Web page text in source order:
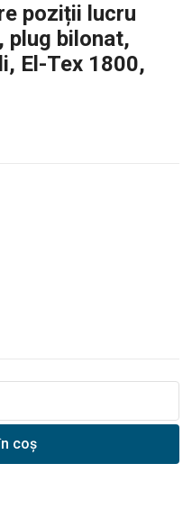
poziții lucru
plug bilonat,
El-Tex 1800,
coș